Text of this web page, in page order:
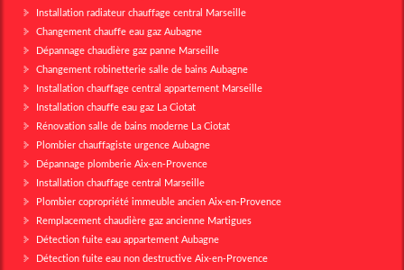
Installation radiateur chauffage central Marseille
Changement chauffe eau gaz Aubagne
Dépannage chaudière gaz panne Marseille
Changement robinetterie salle de bains Aubagne
Installation chauffage central appartement Marseille
Installation chauffe eau gaz La Ciotat
Rénovation salle de bains moderne La Ciotat
Plombier chauffagiste urgence Aubagne
Dépannage plomberie Aix-en-Provence
Installation chauffage central Marseille
Plombier copropriété immeuble ancien Aix-en-Provence
Remplacement chaudière gaz ancienne Martigues
Détection fuite eau appartement Aubagne
Détection fuite eau non destructive Aix-en-Provence